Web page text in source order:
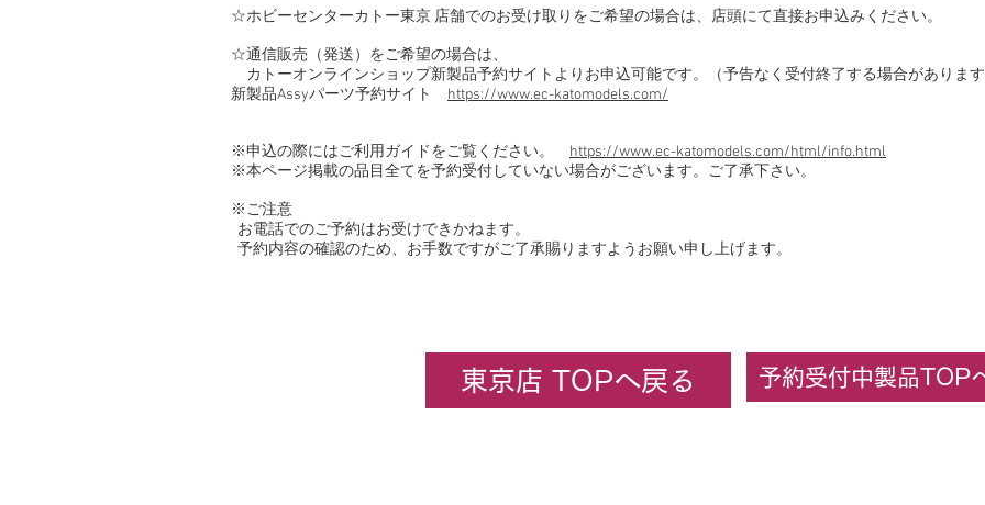
☆ホビーセンターカトー東京 店舗でのお受け取りをご希望の場合は、店頭にて直接お申込みください。
☆通信販売（発送）をご希望の場合は、
カトーオンラインショップ新製品予約サイトよりお申込可能です。（予告なく受付終了する場合がありま
新製品Assyパーツ予約サイト https://www.ec-katomodels.com/
※申込の際にはご利用ガイドをご覧ください。 https://www.ec-katomodels.com/html/info.html
※本ページ掲載の品目全てを予約受付していない場合がございます。ご了承下さい。
※ご注意
お電話でのご予約はお受けできかねます。
予約内容の確認のため、お手数ですがご了承賜りますようお願い申し上げます。
東京店 TOPへ戻る 予約受付中製品TOP